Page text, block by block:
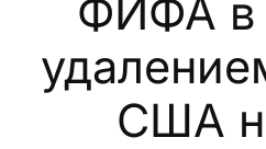
ФИФА в
США